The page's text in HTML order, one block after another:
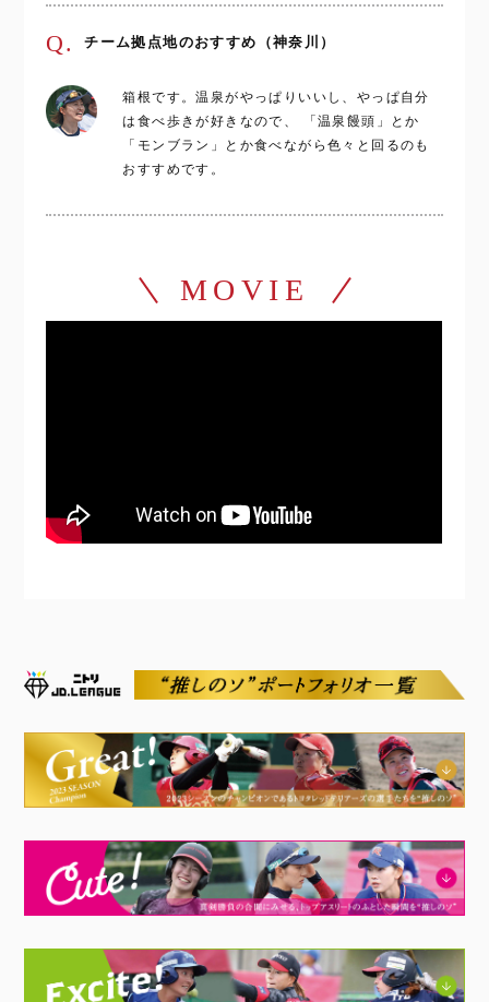
Q. チーム拠点地のおすすめ（神奈川）
箱根です。温泉がやっぱりいいし、やっぱ自分
は食べ歩きが好きなので、 「温泉饅頭」とか
「モンブラン」とか食べながら色々と回るのも
おすすめです。
MOVIE